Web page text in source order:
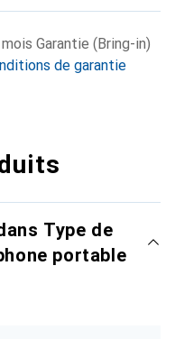
Garantie (Bring-in)
de garantie
Type de
portable